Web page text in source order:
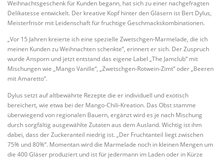
Weihnachtsgeschenk für Kunden begann, hat sich zu einer nachgefragten
Delikatesse entwickelt. Der kreative Kopf hinter den Gläsern ist Bert Dylus,
Meisterfrisör mit Leidenschaft für fruchtige Geschmackskombinationen.
„Vor 15 Jahren kreierte ich eine spezielle Zwetschgen-Marmelade, die ich
meinen Kunden zu Weihnachten schenkte“, erinnert er sich. Der Zuspruch
wurde Ansporn und jetzt entstand das eigene Label „The Jamclub“ mit
Mischungen wie „Mango Vanille“, „Zwetschgen-Rotwein-Zimt“ oder „Beeren
mit Amaretto“.
Dylus setzt auf altbewährte Rezepte die er individuell und exotisch
bereichert, wie etwa bei der Mango-Chili-Kreation. Das Obst stamme
überwiegend von regionalen Bauern, ergänzt wird es je nach Mischung
durch sorgfältig ausgewählte Zutaten aus dem Ausland. Wichtig ist ihm
dabei, dass der Zuckeranteil niedrig ist. „Der Fruchtanteil liegt zwischen
75% und 80%“. Momentan wird die Marmelade noch in kleinen Mengen um
die 400 Gläser produziert und ist für jedermann im Laden oder in Kürze